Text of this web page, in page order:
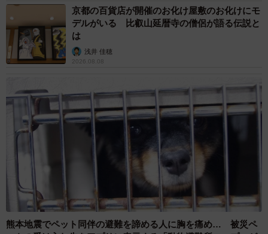
京都の百貨店が開催のお化け屋敷のお化けにモ
デルがいる 比叡山延暦寺の僧侶が語る伝説と
は
浅井 佳穂
2026.08.08
熊本地震でペット同伴の避難を諦める人に胸を痛め… 被災ペ